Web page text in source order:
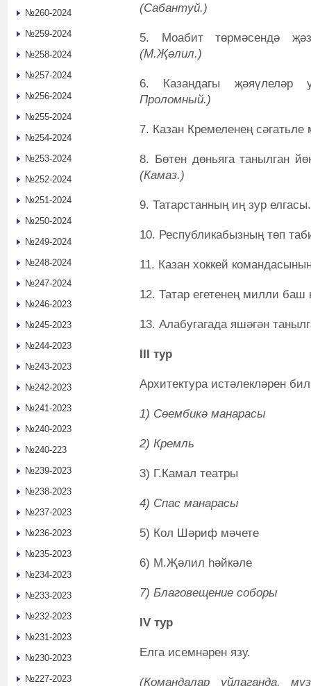
(Сабантуй.)
5.
Моабит төрмәсендә
(М.Җәлил.)
6. Казандагы
Проломный.)
7. Казан Кремеленең
8. Бөтен дөньяга танылган
(Камаз.)
9. Татарстанның иң зур
10. Республикабызның төп
11. Казан хоккей
12. Татар егетенең милли
13. Алабугагада яшәгән
III тур
Архитектура истәлекләрен
1) Сөембикә манарасы
2) Кремль
3) Г.Камал театры
4) Спас манарасы
5) Кол Шәриф мәчете
6) М.Җәлил һәйкәле
7) Благовещение соборы
IV тур
Елга исемнәрен язу.
(Командалар уйлаганда,
№260-2024
№259-2024
№258-2024
№257-2024
№256-2024
№255-2024
№254-2024
№253-2024
№252-2024
№251-2024
№250-2024
№249-2024
№248-2024
№247-2024
№246-2023
№245-2023
№244-2023
№243-2023
№242-2023
№241-2023
№240-2023
№240-223
№239-2023
№238-2023
№237-2023
№236-2023
№235-2023
№234-2023
№233-2023
№232-2023
№231-2023
№230-2023
№227-2023